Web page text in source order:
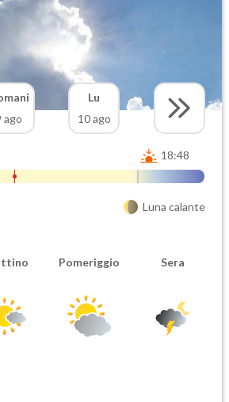
ago
Lu
10 ago
18:48
Luna calante
Pomeriggio Sera